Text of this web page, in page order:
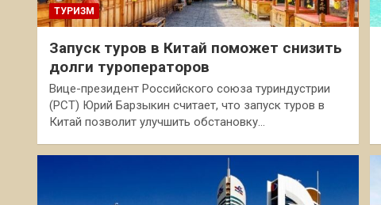
ТУРИЗМ
Запуск туров в Китай поможет снизить
долги туроператоров
Вице-президент Российского союза туриндустрии
(РСТ) Юрий Барзыкин считает, что запуск туров в
Китай позволит улучшить обстановку…